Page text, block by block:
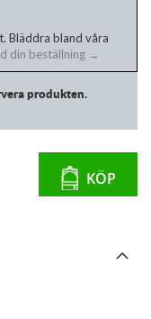
Bläddra bland våra
din beställning →
produkten.
KÖP